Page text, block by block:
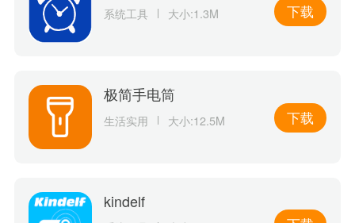
系统工具 大小:1.3M 下载
极简手电筒
生活实用 大小:12.5M 下载
kindelf